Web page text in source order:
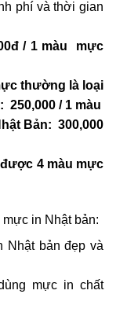
phí và thời gian
/ 1 màu
mực
thường là loại
250,000 / 1 màu
Bản: 300,000
4 màu mực
in Nhật bản:
Nhật bản đẹp và
mực in chất